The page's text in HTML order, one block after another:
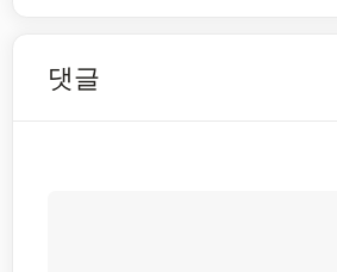
댓글